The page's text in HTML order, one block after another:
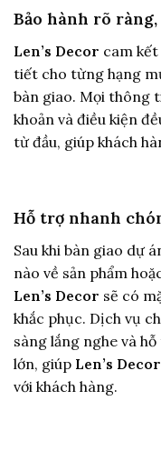
Bảo hành rõ
Len’s Decor cam
tiết cho từng hạng
bàn giao. Mọi thông
khoản và điều kiện
từ đầu, giúp khách
Hỗ trợ nhanh
Sau khi bàn giao dự
nào về sản phẩm
Len’s Decor sẽ có
khắc phục. Dịch vụ
sàng lắng nghe và
lớn, giúp Len’s Decor
với khách hàng.